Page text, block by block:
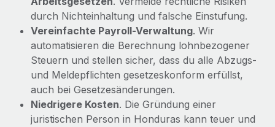
durch Nichteinhaltung und falsche Einstufung.
Vereinfachte Payroll-Verwaltung. Wir
automatisieren die Berechnung lohnbezogener
Steuern und stellen sicher, dass du alle Abzugs-
und Meldepflichten gesetzeskonform erfüllst,
auch bei Gesetzesänderungen.
Niedrigere Kosten. Die Gründung einer
juristischen Person in Honduras kann teuer und